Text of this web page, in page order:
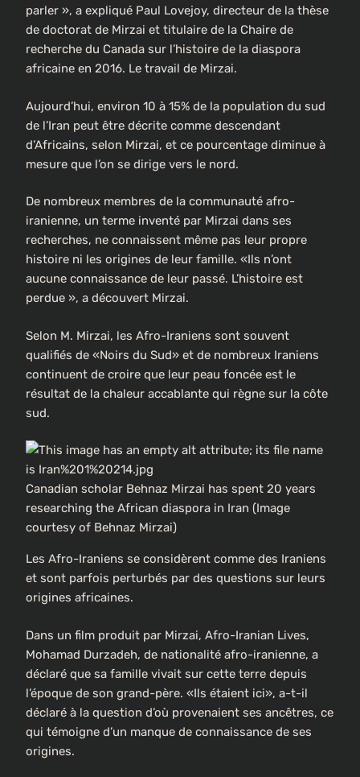
parler », a expliqué Paul Lovejoy, directeur de la thèse
de doctorat de Mirzai et titulaire de la Chaire de
recherche du Canada sur l’histoire de la diaspora
africaine en 2016. Le travail de Mirzai.
Aujourd’hui, environ 10 à 15% de la population du sud
de l’Iran peut être décrite comme descendant
d’Africains, selon Mirzai, et ce pourcentage diminue à
mesure que l’on se dirige vers le nord.
De nombreux membres de la communauté afro-
iranienne, un terme inventé par Mirzai dans ses
recherches, ne connaissent même pas leur propre
histoire ni les origines de leur famille. «Ils n’ont
aucune connaissance de leur passé. L’histoire est
perdue », a découvert Mirzai.
Selon M. Mirzai, les Afro-Iraniens sont souvent
qualifiés de «Noirs du Sud» et de nombreux Iraniens
continuent de croire que leur peau foncée est le
résultat de la chaleur accablante qui règne sur la côte
sud.
Canadian scholar Behnaz Mirzai has spent 20 years
researching the African diaspora in Iran (Image
courtesy of Behnaz Mirzai)
Les Afro-Iraniens se considèrent comme des Iraniens
et sont parfois perturbés par des questions sur leurs
origines africaines.
Dans un film produit par Mirzai, Afro-Iranian Lives,
Mohamad Durzadeh, de nationalité afro-iranienne, a
déclaré que sa famille vivait sur cette terre depuis
l’époque de son grand-père. «Ils étaient ici», a-t-il
déclaré à la question d’où provenaient ses ancêtres, ce
qui témoigne d’un manque de connaissance de ses
origines.